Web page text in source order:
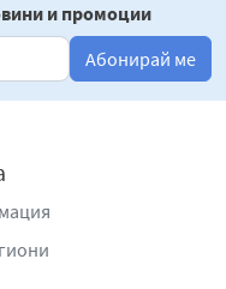
и промоции
Абонирай ме